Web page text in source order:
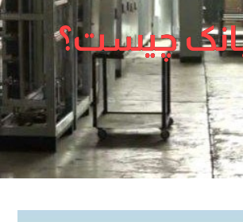
چیست؟